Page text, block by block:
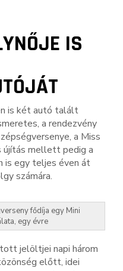
IS
is két autó talált
a rendezvény
a Miss
mellett pedig a
is egy teljes éven át
számára.
fődíja egy Mini
egy évre
jelöltjei napi három
előtt, idei